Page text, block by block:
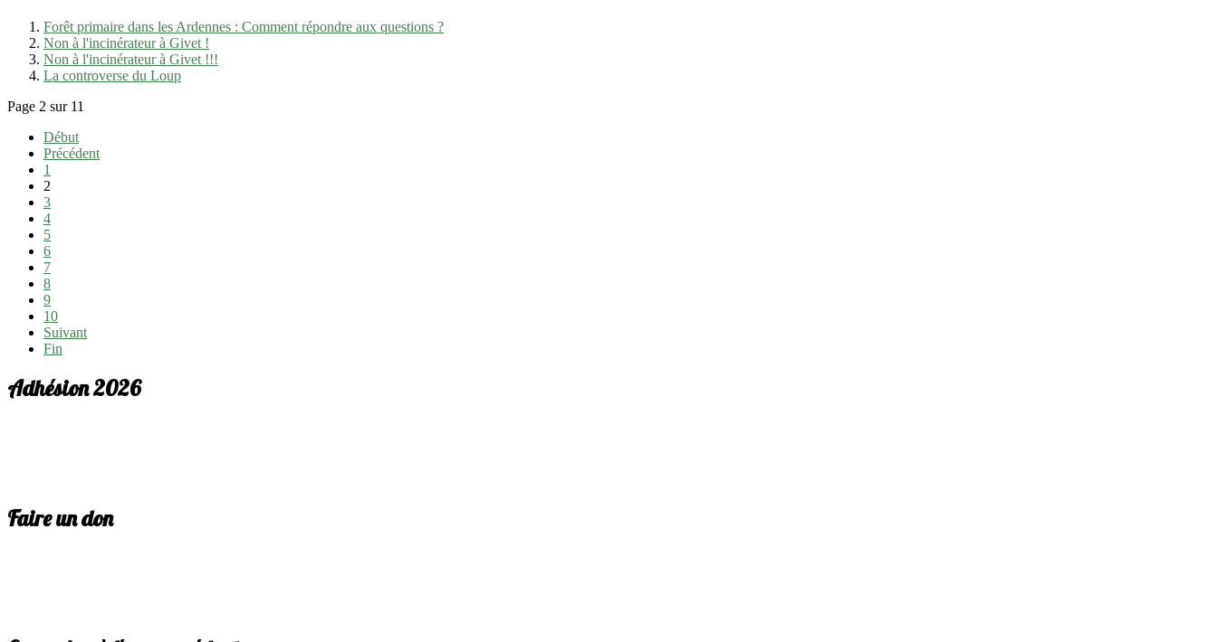
Forêt primaire dans les Ardennes : Comment répondre aux questions ?
Non à l'incinérateur à Givet !
Non à l'incinérateur à Givet !!!
La controverse du Loup
Page 2 sur 11
Début
Précédent
1
2
3
4
5
6
7
8
9
10
Suivant
Fin
Adhésion 2026
Faire un don